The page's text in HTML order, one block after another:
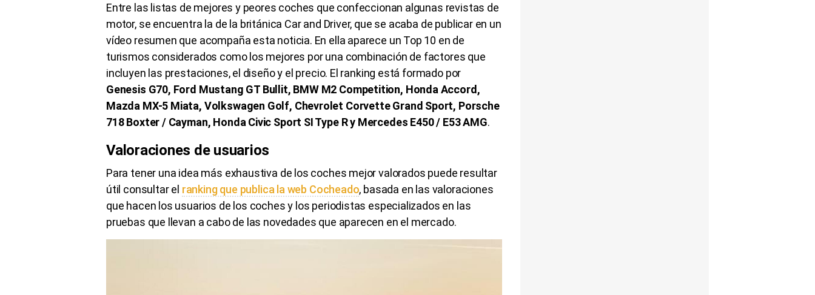
Entre las listas de mejores y peores coches que confeccionan algunas revistas de
motor, se encuentra la de la británica Car and Driver, que se acaba de publicar en un
vídeo resumen que acompaña esta noticia. En ella aparece un Top 10 en de
turismos considerados como los mejores por una combinación de factores que
incluyen las prestaciones, el diseño y el precio. El ranking está formado por
Genesis G70, Ford Mustang GT Bullit, BMW M2 Competition, Honda Accord,
Mazda MX-5 Miata, Volkswagen Golf, Chevrolet Corvette Grand Sport, Porsche
718 Boxter / Cayman, Honda Civic Sport SI Type R y Mercedes E450 / E53 AMG.
Valoraciones de usuarios
Para tener una idea más exhaustiva de los coches mejor valorados puede resultar
útil consultar el ranking que publica la web Cocheado, basada en las valoraciones
que hacen los usuarios de los coches y los periodistas especializados en las
pruebas que llevan a cabo de las novedades que aparecen en el mercado.